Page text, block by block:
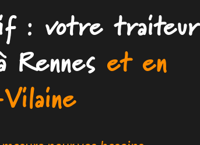
: votre traiteur
Rennes et en